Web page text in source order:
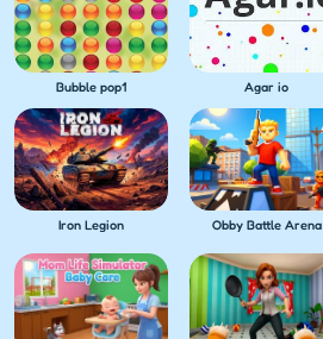
Bubble pop1 Agar io
Iron Legion Obby Battle Arena